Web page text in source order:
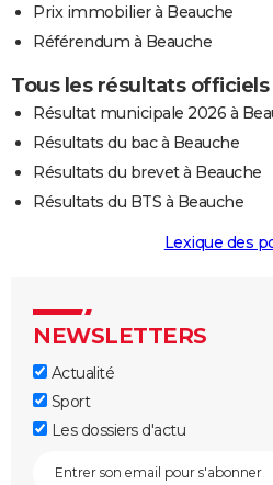
Prix immobilier à Beauche
Référendum à Beauche
Tous les résultats officiels
Résultat municipale 2026 à
Résultats du bac à Beauche
Résultats du brevet à Beauche
Résultats du BTS à Beauche
Lexique des
NEWSLETTERS
Actualité
Sport
Les dossiers d'actu